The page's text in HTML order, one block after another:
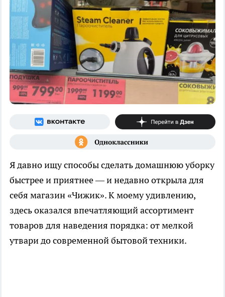
Я давно ищу способы сделать домашнюю уборку
быстрее и приятнее — и недавно открыла для
себя магазин «Чижик». К моему удивлению,
здесь оказался впечатляющий ассортимент
товаров для наведения порядка: от мелкой
утвари до современной бытовой техники.